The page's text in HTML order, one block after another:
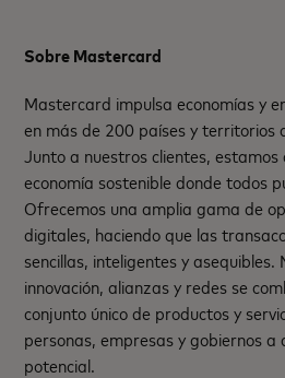
Sobre Mastercard
Mastercard impulsa economías y
en más de 200 países y territorios
Junto a nuestros clientes, estamos
economía sostenible donde todos
Ofrecemos una amplia gama de
digitales, haciendo que las
sencillas, inteligentes y
innovación, alianzas y redes se
conjunto único de productos y
personas, empresas y gobiernos a
potencial.